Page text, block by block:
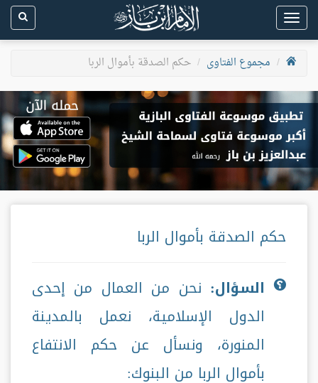
Toggle
navigation
مجموع الفتاوى
حكم الصدقة بأموال الربا
حكم الصدقة بأموال الربا
السؤال: نحن من العمال من إحدى
الدول الإسلامية، نعمل بالمدينة
المنورة، ونسأل عن حكم الانتفاع
بأموال الربا من البنوك: